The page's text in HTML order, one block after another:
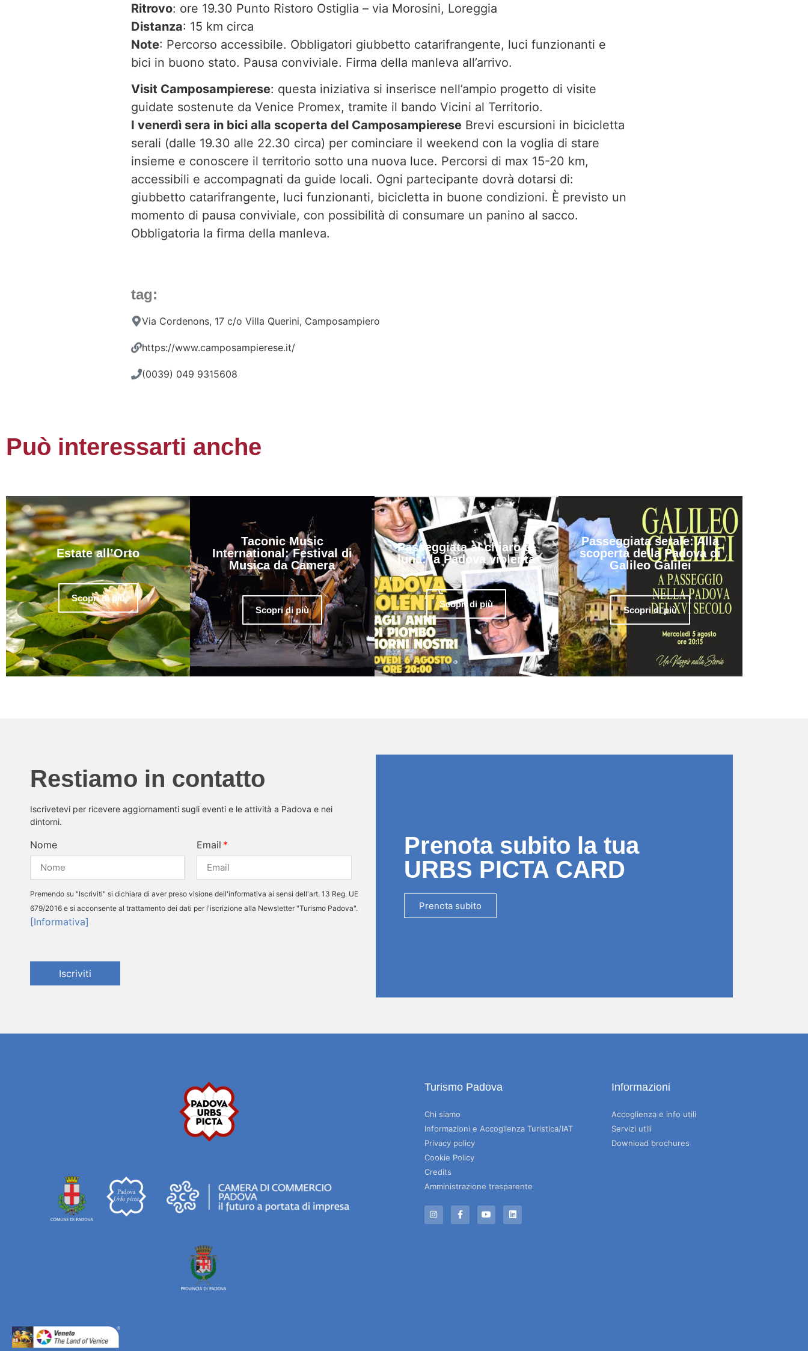
Ritrovo: ore 19.30 Punto Ristoro Ostiglia – via Morosini, Loreggia
Distanza: 15 km circa
Note: Percorso accessibile. Obbligatori giubbetto catarifrangente, luci funzionanti e
bici in buono stato. Pausa conviviale. Firma della manleva all’arrivo.
Visit Camposampierese: questa iniziativa si inserisce nell’ampio progetto di visite
guidate sostenute da Venice Promex, tramite il bando Vicini al Territorio.
I venerdì sera in bici alla scoperta del Camposampierese Brevi escursioni in bicicletta
serali (dalle 19.30 alle 22.30 circa) per cominciare il weekend con la voglia di stare
insieme e conoscere il territorio sotto una nuova luce. Percorsi di max 15-20 km,
accessibili e accompagnati da guide locali. Ogni partecipante dovrà dotarsi di:
giubbetto catarifrangente, luci funzionanti, bicicletta in buone condizioni. È previsto un
momento di pausa conviviale, con possibilità di consumare un panino al sacco.
Obbligatoria la firma della manleva.
tag:
Via Cordenons, 17 c/o Villa Querini, Camposampiero
https://www.camposampierese.it/
(0039) 049 9315608
Può interessarti anche
Estate all’Orto
Scopri di più
Taconic Music
International: Festival di
Musica da Camera
Scopri di più
Passeggiata al chiaro di
luna: la Padova violenta
Scopri di più
Passeggiata serale: Alla
scoperta della Padova di
Galileo Galilei
Scopri di più
Restiamo in contatto
Iscrivetevi per ricevere aggiornamenti sugli eventi e le attività a Padova e nei
dintorni.
Nome Email
Premendo su "Iscriviti" si dichiara di aver preso visione dell'informativa ai sensi dell'art. 13 Reg. UE
679/2016 e si acconsente al trattamento dei dati per l'iscrizione alla Newsletter "Turismo Padova".
[Informativa]
Iscriviti
Prenota subito la tua
URBS PICTA CARD
Prenota subito
Turismo Padova
Chi siamo
Informazioni e Accoglienza Turistica/IAT
Privacy policy
Cookie Policy
Credits
Amministrazione trasparente
Informazioni
Accoglienza e info utili
Servizi utili
Download brochures